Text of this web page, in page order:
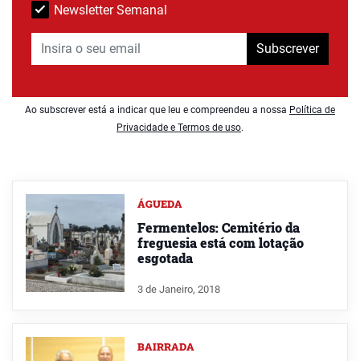
Newsletter Semanal
Subscrever
Ao subscrever está a indicar que leu e compreendeu a nossa Política de
Privacidade e Termos de uso.
ÁGUEDA
Fermentelos: Cemitério da
freguesia está com lotação
esgotada
3 de Janeiro, 2018
BAIRRADA